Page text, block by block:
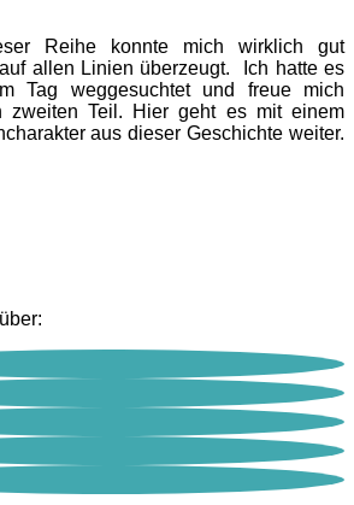
Reihe konnte mich wirklich gut
allen Linien überzeugt. Ich hatte es
Tag weggesuchtet und freue mich
zweiten Teil. Hier geht es mit einem
aus dieser Geschichte weiter.